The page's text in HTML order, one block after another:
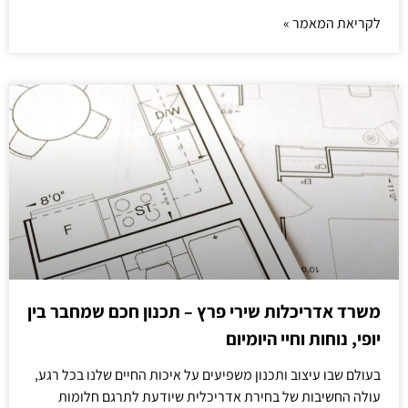
לקריאת המאמר »
משרד אדריכלות שירי פרץ – תכנון חכם שמחבר בין
יופי, נוחות וחיי היומיום
בעולם שבו עיצוב ותכנון משפיעים על איכות החיים שלנו בכל רגע,
עולה החשיבות של בחירת אדריכלית שיודעת לתרגם חלומות